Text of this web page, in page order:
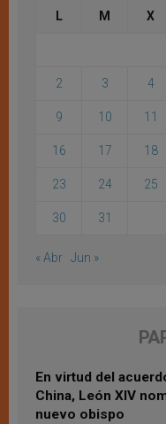
L M X
2 3 4
9 10 11
16 17 18
23 24 25
30 31
« Abr Jun »
En virtud del
China, León XIV
nuevo obispo